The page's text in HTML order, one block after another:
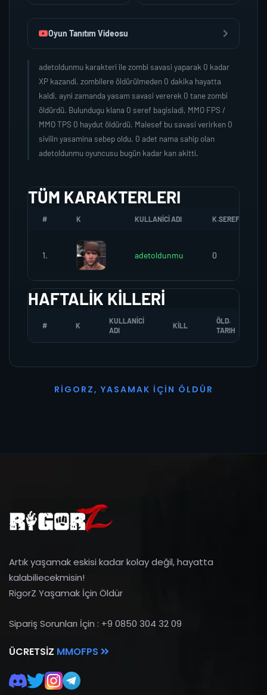
Oyun Tanıtım Videosu
adetoldunmu karakteri ile zombi savasi yaparak 0 kadar
XP kazandi, zombilere öldürülmeden 0 dakika hayatta
kaldi, ayni zamanda yasam savasi vererek 0 tane zombi
öldürdü. Bulundugu klana 0 seref bagisladi, MMO FPS /
MMO TPS 0 haydut öldürdü. Malesef bu savasi verirken 0
sivilin yasamina sebep oldu. 0 adet nama sahip olan
adetoldunmu oyuncusu bugün kadar kan akitti.
TÜM KARAKTERLERI
# K KULLANICI ADI K.SEREFI
1. adetoldunmu 0
HAFTALIK KILLERI
# K
KULLANICI
ADI
KILL
ÖLD.
TARIH
R I G O R Z, YASAMAK İ ÇI N Ö L D Ü R
Artık yaşamak eskisi kadar kolay değil, hayatta
kalabiliecekmisin!
RigorZ Yaşamak İçin Öldür
Sipariş Sorunları İçin : +9 0850 304 32 09
ÜCRETSIZ MMOFPS